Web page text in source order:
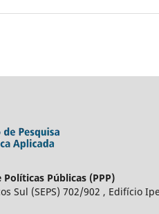
Públicas (PPP)
Sul (SEPS) 702/902 , Edifício